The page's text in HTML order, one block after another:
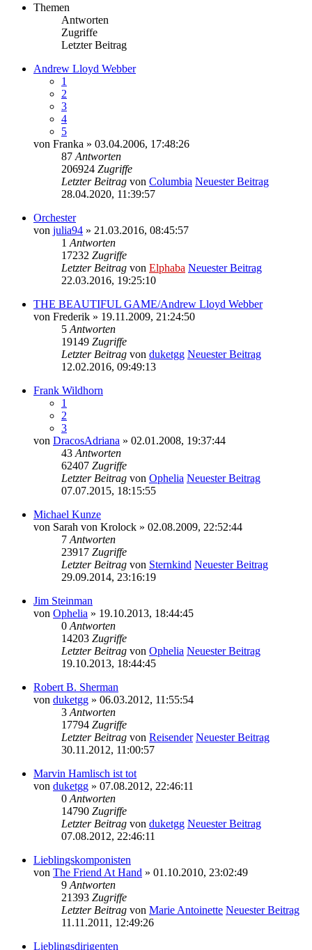
Themen
Antworten
Zugriffe
Letzter Beitrag
Andrew Lloyd Webber
1
2
3
4
5
von Franka » 03.04.2006, 17:48:26
87 Antworten
206924 Zugriffe
Letzter Beitrag von Columbia Neuester Beitrag
28.04.2020, 11:39:57
Orchester
von julia94 » 21.03.2016, 08:45:57
1 Antworten
17232 Zugriffe
Letzter Beitrag von Elphaba Neuester Beitrag
22.03.2016, 19:25:10
THE BEAUTIFUL GAME/Andrew Lloyd Webber
von Frederik » 19.11.2009, 21:24:50
5 Antworten
19149 Zugriffe
Letzter Beitrag von duketgg Neuester Beitrag
12.02.2016, 09:49:13
Frank Wildhorn
1
2
3
von DracosAdriana » 02.01.2008, 19:37:44
43 Antworten
62407 Zugriffe
Letzter Beitrag von Ophelia Neuester Beitrag
07.07.2015, 18:15:55
Michael Kunze
von Sarah von Krolock » 02.08.2009, 22:52:44
7 Antworten
23917 Zugriffe
Letzter Beitrag von Sternkind Neuester Beitrag
29.09.2014, 23:16:19
Jim Steinman
von Ophelia » 19.10.2013, 18:44:45
0 Antworten
14203 Zugriffe
Letzter Beitrag von Ophelia Neuester Beitrag
19.10.2013, 18:44:45
Robert B. Sherman
von duketgg » 06.03.2012, 11:55:54
3 Antworten
17794 Zugriffe
Letzter Beitrag von Reisender Neuester Beitrag
30.11.2012, 11:00:57
Marvin Hamlisch ist tot
von duketgg » 07.08.2012, 22:46:11
0 Antworten
14790 Zugriffe
Letzter Beitrag von duketgg Neuester Beitrag
07.08.2012, 22:46:11
Lieblingskomponisten
von The Friend At Hand » 01.10.2010, 23:02:49
9 Antworten
21393 Zugriffe
Letzter Beitrag von Marie Antoinette Neuester Beitrag
11.11.2011, 12:49:26
Lieblingsdirigenten